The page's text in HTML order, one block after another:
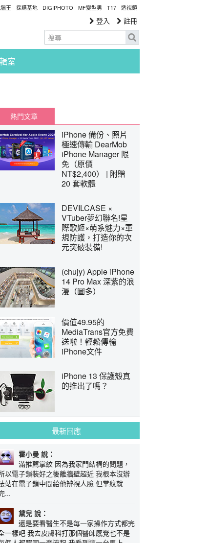
王 採購基地 DIGIPHOTO MF變型男 T17 透視鏡
登入 註冊
室
熱門文章
iPhone 備份、照片
極速傳輸 DearMob
iPhone Manager 限
免（原價
NT$2,400） | 附贈
20 套軟體
DEVILCASE ×
VTuber夢幻聯名!星
際歌姬×萌系魅力×軍
規防護，打造你的次
元突破裝備!
(chujy) Apple iPhone
14 Pro Max 深紫的浪
漫（圖多）
價值49.95的
MediaTrans官方免費
送啦！輕鬆傳輸
iPhone文件
iPhone 13 保護殼真
的推出了嗎？
最新回應
霍小曼 說：
滿推薦掌紋 因為我家門結構的問題，
以電子鎖裝好之後離牆壁超近 我根本沒辦
站在電子鎖中間給他辨視人臉 但掌紋就
...
黛兒 說：
還是要看醫生不是每一家操作方式都完
一樣吧 我去皮膚科打那個醫師感覺也不是